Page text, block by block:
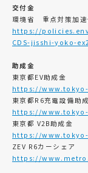
交付金
環境省 重点対策加速
https://
CDS-jisshi-yoko-
助成金
東京都EV助成金
https://
東京都R6充電設備助
https://
東京都 V2B助成金
https://
ZEV R6カーシェア
https://